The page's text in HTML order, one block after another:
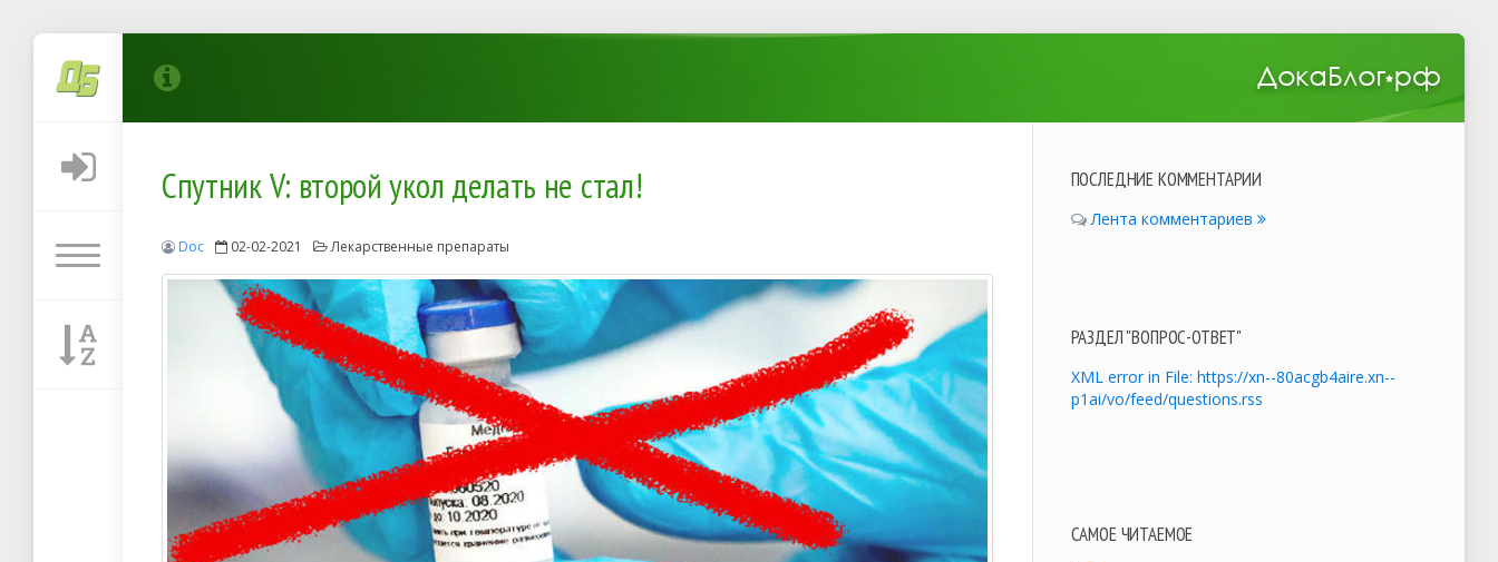
Спутник V: второй укол делать не стал!
Doc 02-02-2021 Лекарственные препараты
ПОСЛЕДНИЕ КОММЕНТАРИИ
Лента комментариев
РАЗДЕЛ "ВОПРОС-ОТВЕТ"
XML error in File: https://xn--80acgb4aire.xn--
p1ai/vo/feed/questions.rss
САМОЕ ЧИТАЕМОЕ